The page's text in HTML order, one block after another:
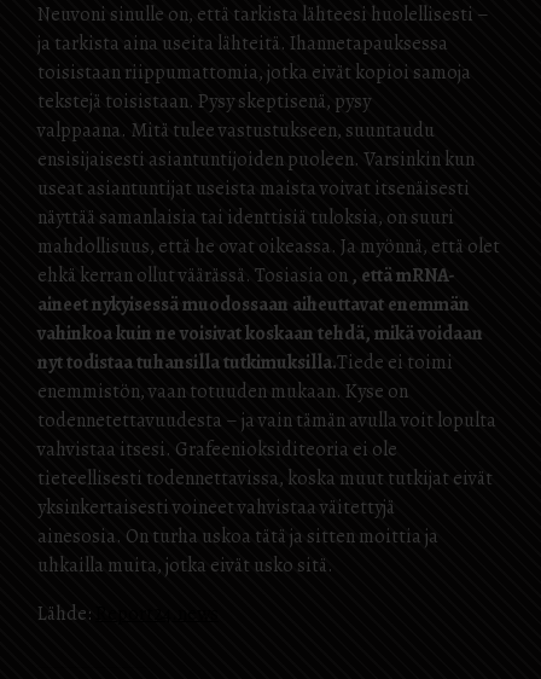
Neuvoni sinulle on, että tarkista lähteesi huolellisesti –
ja tarkista aina useita lähteitä. Ihannetapauksessa
toisistaan ​​riippumattomia, jotka eivät kopioi samoja
tekstejä toisistaan. Pysy skeptisenä, pysy
valppaana. Mitä tulee vastustukseen, suuntaudu
ensisijaisesti asiantuntijoiden puoleen. Varsinkin kun
useat asiantuntijat useista maista voivat itsenäisesti
näyttää samanlaisia ​​tai identtisiä tuloksia, on suuri
mahdollisuus, että he ovat oikeassa. Ja myönnä, että olet
ehkä kerran ollut väärässä. Tosiasia on , että mRNA-
aineet nykyisessä muodossaan aiheuttavat enemmän
vahinkoa kuin ne voisivat koskaan tehdä, mikä voidaan
nyt todistaa tuhansilla tutkimuksilla.Tiede ei toimi
enemmistön, vaan totuuden mukaan. Kyse on
todennetettavuudesta – ja vain tämän avulla voit lopulta
vahvistaa itsesi. Grafeenioksiditeoria ei ole
tieteellisesti todennettavissa, koska muut tutkijat eivät
yksinkertaisesti voineet vahvistaa väitettyjä
ainesosia. On turha uskoa tätä ja sitten moittia ja
uhkailla muita, jotka eivät usko sitä.
Lähde: